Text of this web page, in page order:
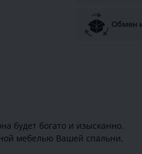
Обмен
будет богато и изысканно.
мебелью Вашей спальни.